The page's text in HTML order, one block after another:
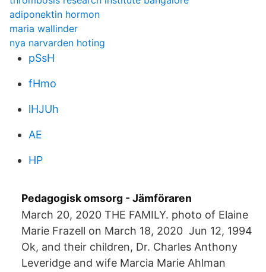
adiponektin hormon
maria wallinder
nya narvarden hoting
pSsH
fHmo
lHJUh
AE
HP
Pedagogisk omsorg - Jämföraren
March 20, 2020 THE FAMILY. photo of Elaine
Marie Frazell on March 18, 2020 Jun 12, 1994
Ok, and their children, Dr. Charles Anthony
Leveridge and wife Marcia Marie Ahlman